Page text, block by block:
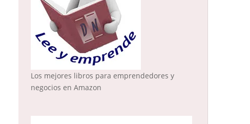
Los mejores libros para emprendedores y
negocios en Amazon